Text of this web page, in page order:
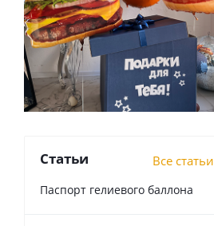
Статьи Все статьи
Паспорт гелиевого баллона